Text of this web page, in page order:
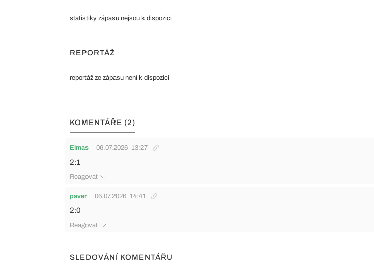
statistiky zápasu nejsou k dispozici
REPORTÁŽ
reportáž ze zápasu není k dispozici
KOMENTÁŘE (2)
Elmas 06.07.2026 13:27
2:1
Reagovat
paver 06.07.2026 14:41
2:0
Reagovat
SLEDOVÁNÍ KOMENTÁŘŮ